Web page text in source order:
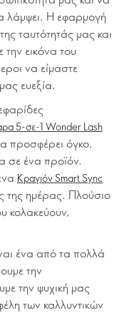
λάμψει. Η εφαρμογή
ταυτότητάς μας και
την εικόνα του
να είμαστε
ευεξία.
5-σε-1 Wonder Lash
προσφέρει όγκο,
σε ένα προϊόν.
Κραγιόν Smart Sync
της ημέρας. Πλούσιο
κολακεύουν,
ένα από τα πολλά
την
την ψυχική μας
των καλλυντικών